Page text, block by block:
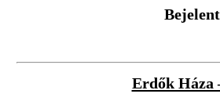
B
Erdők Háza